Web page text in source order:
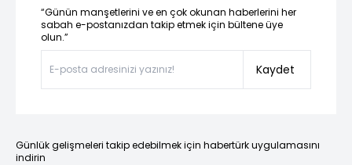
“Günün manşetlerini ve en çok okunan haberlerini her
sabah e-postanızdan takip etmek için bültene üye
olun.”
Kaydet
Günlük gelişmeleri takip edebilmek için habertürk uygulamasını
indirin